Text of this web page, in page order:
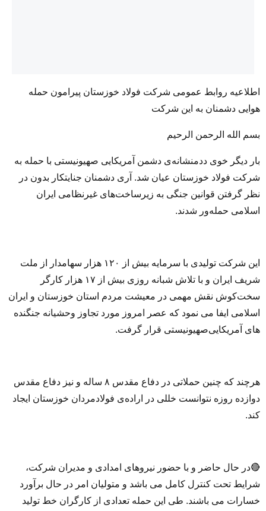
اطلاعیه روابط عمومی شرکت فولاد خوزستان پیرامون حمله
هوایی دشمنان به این شرکت
بسم الله الرحمن الرحیم
بار دیگر خوی ددمنشانه‌ی دشمن آمریکایی صهیونیستی با حمله به
شرکت فولاد خوزستان عیان شد. آری دشمنان جنایتکار بدون در
نظر گرفتن قوانین جنگی به زیرساخت‌های غیرنظامی ایران
اسلامی حمله‌ور شدند.
این شرکت تولیدی با سرمایه بیش از ۱۲۰ هزار سهامدار از ملت
شریف ایران و با تلاش شبانه روزی بیش از ۱۷ هزار کارگر
سخت‌کوش نقش مهمی در معیشت مردم استان خوزستان و ایران
اسلامی ایفا می نمود که عصر امروز مورد تجاوز وحشیانه جنگنده
های آمریکایی‌صهیونیستی قرار گرفت.
هرچند که چنین حملاتی در دفاع مقدس ۸ ساله و نیز دفاع مقدس
دوازده روزه نتوانست خللی در اراده‌ی فولادمردان خوزستان ایجاد
کند.
🔴در حال حاضر و با حضور نیروهای امدادی و مدیران شرکت،
شرایط تحت کنترل کامل می باشد و متولیان امر در حال برآورد
خسارات می باشند. طی این حمله تعدادی از کارگران خط تولید